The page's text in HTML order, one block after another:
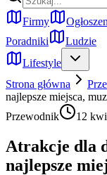
Firmy
Poradniki
Ludzie
Lifestyle
Strona główna
najlepsze miejsca,
Przewodnik
12
Atrakcje dla
najlepsze